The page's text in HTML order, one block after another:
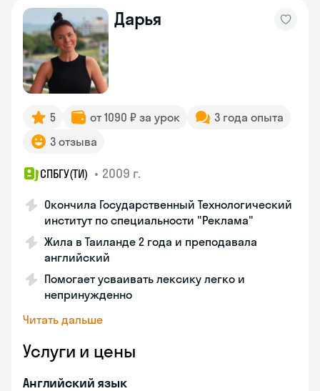
Дарья
5 от 1090 ₽ за урок
3 года опыта
3 отзыва
СПБГУ(ТИ) • 2009 г.
Окончила Государственный Технологический
институт по специальности "Реклама"
Жила в Таиланде 2 года и преподавала
английский
Помогает усваивать лексику легко и
непринужденно
Читать дальше
Услуги и цены
Английский язык